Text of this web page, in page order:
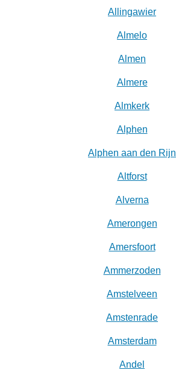
Allingawier
Almelo
Almen
Almere
Almkerk
Alphen
Alphen aan den Rijn
Altforst
Alverna
Amerongen
Amersfoort
Ammerzoden
Amstelveen
Amstenrade
Amsterdam
Andel